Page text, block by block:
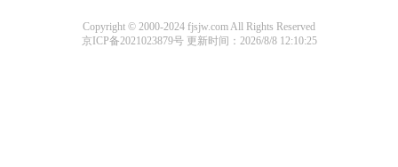
Copyright © 2000-2024 fjsjw.com All Rights Reserved
京ICP备2021023879号更新时间：2026/8/8 12:10:25